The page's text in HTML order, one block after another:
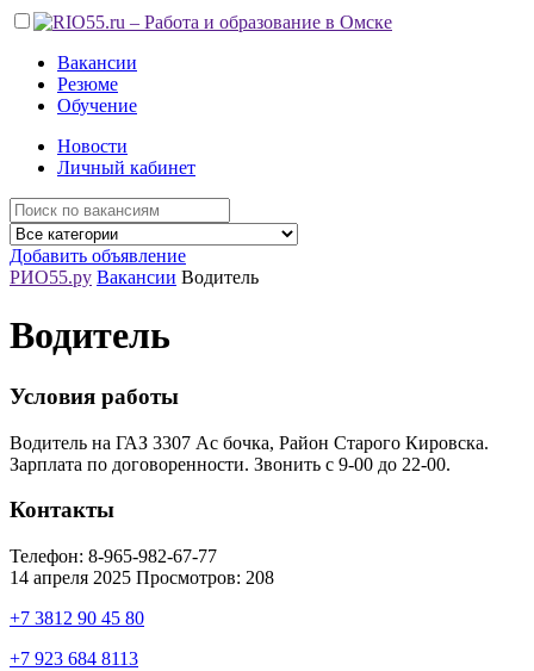
Вакансии
Резюме
Обучение
Новости
Личный кабинет
Добавить объявление
РИО55.ру Вакансии Водитель
Водитель
Условия работы
Водитель на ГАЗ 3307 Ас бочка, Район Старого Кировска.
Зарплата по договоренности. Звонить с 9-00 до 22-00.
Контакты
Телефон: 8-965-982-67-77
14 апреля 2025 Просмотров: 208
+7 3812 90 45 80
+7 923 684 8113